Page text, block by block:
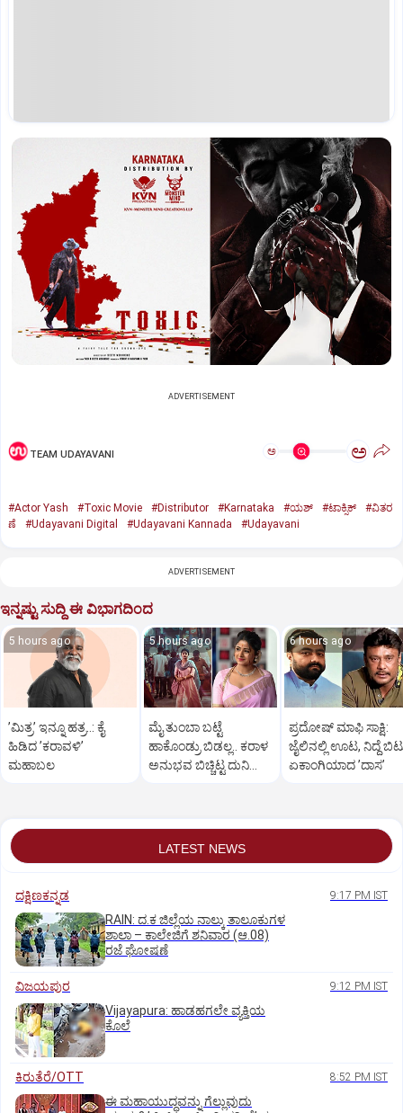
ADVERTISEMENT
TEAM UDAYAVANI ಅ ಅ
#Actor Yash #Toxic Movie #Distributor #Karnataka #ಯಶ್‌ #ಟಾಕ್ಸಿಕ್‌
#ವಿತರ
ಣೆ
#Udayavani Digital #Udayavani Kannada #Udayavani
ADVERTISEMENT
ಇನ್ನಷ್ಟು ಸುದ್ದಿ ಈ ವಿಭಾಗದಿಂದ
5 hours ago
ʼಮಿತ್ರʼ ಇನ್ನೂ ಹತ್ರ..: ಕೈ
ಹಿಡಿದ ʼಕರಾವಳಿʼ
ಮಹಾಬಲ
5 hours ago
ಮೈ ತುಂಬಾ ಬಟ್ಟೆ
ಹಾಕೊಂಡ್ರು ಬಿಡಲ್ಲ.. ಕರಾಳ
ಅನುಭವ ಬಿಚ್ಚಿಟ್ಟ ದುನಿಯಾ
6 hours ago
ಪ್ರದೋಷ್‌ ಮಾಫಿ ಸಾಕ್ಷಿ:
ಜೈಲಿನಲ್ಲಿ ಊಟ, ನಿದ್ದೆ
ಏಕಾಂಗಿಯಾದ ʼದಾಸʼ
LATEST NEWS
ದಕ್ಷಿಣಕನ್ನಡ 9:17 PM IST
RAIN: ದ.ಕ ಜಿಲ್ಲೆಯ ನಾಲ್ಕು ತಾಲೂಕುಗಳ
ಶಾಲಾ – ಕಾಲೇಜಿಗೆ ಶನಿವಾರ (ಆ.08)
ರಜೆ ಘೋಷಣೆ
ವಿಜಯಪುರ 9:12 PM IST
Vijayapura: ಹಾಡಹಗಲೇ ವ್ಯಕ್ತಿಯ
ಕೊಲೆ
ಕಿರುತೆರೆ/OTT 8:52 PM IST
ಈ ಮಹಾಯುದ್ಧವನ್ನು ಗೆಲ್ಲುವುದು